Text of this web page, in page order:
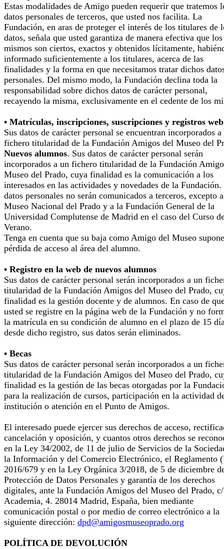
Estas modalidades de Amigo pueden requerir que tratemos
datos personales de terceros, que usted nos facilita. La
Fundación, en aras de proteger el interés de los titulares de
datos, señala que usted garantiza de manera efectiva que los
mismos son ciertos, exactos y obtenidos lícitamente,
informado suficientemente a los titulares, acerca de las
finalidades y la forma en que necesitamos tratar dichos
personales. Del mismo modo, la Fundación declina toda la
responsabilidad sobre dichos datos de carácter personal,
recayendo la misma, exclusivamente en el cedente de los
• Matrículas, inscripciones, suscripciones y registros web
Sus datos de carácter personal se encuentran incorporados a
fichero titularidad de la Fundación Amigos del Museo del
Nuevos alumnos. Sus datos de carácter personal serán
incorporados a un fichero titularidad de la Fundación
Museo del Prado, cuya finalidad es la comunicación a los
interesados en las actividades y novedades de la Fundación.
datos personales no serán comunicados a terceros, excepto
Museo Nacional del Prado y a la Fundación General de la
Universidad Complutense de Madrid en el caso del Curso
Verano.
Tenga en cuenta que su baja como Amigo del Museo
pérdida de acceso al área del alumno.
• Registro en la web de nuevos alumnos
Sus datos de carácter personal serán incorporados a un
titularidad de la Fundación Amigos del Museo del Prado,
finalidad es la gestión docente y de alumnos. En caso de
usted se registre en la página web de la Fundación y no
la matrícula en su condición de alumno en el plazo de 15
desde dicho registro, sus datos serán eliminados.
• Becas
Sus datos de carácter personal serán incorporados a un
titularidad de la Fundación Amigos del Museo del Prado,
finalidad es la gestión de las becas otorgadas por la
para la realización de cursos, participación en la actividad
institución o atención en el Punto de Amigos.
El interesado puede ejercer sus derechos de acceso,
cancelación y oposición, y cuantos otros derechos se
en la Ley 34/2002, de 11 de julio de Servicios de la
la Información y del Comercio Electrónico, el Reglamento
2016/679 y en la Ley Orgánica 3/2018, de 5 de diciembre
Protección de Datos Personales y garantía de los derechos
digitales, ante la Fundación Amigos del Museo del Prado,
Academia, 4. 28014 Madrid, España, bien mediante
comunicación postal o por medio de correo electrónico a la
siguiente dirección: dpd@amigosmuseoprado.org
POLÍTICA DE DEVOLUCIÓN